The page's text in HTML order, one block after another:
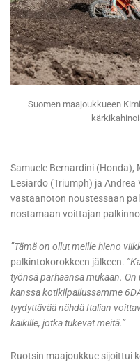
Suomen maajoukkueen
Samuele Bernardini
Lesiardo (Triumph) ja Andrea
vastaanoton noustessaan
nostamaan voittajan
”Tämä on ollut meille hieno
palkintokorokkeen jälkeen.
työnsä parhaansa mukaan.
kanssa kotikilpailussamme
tyydyttävää nähdä Italian
kaikille, jotka tukevat meitä.”
Ruotsin maajoukkue sijoittui